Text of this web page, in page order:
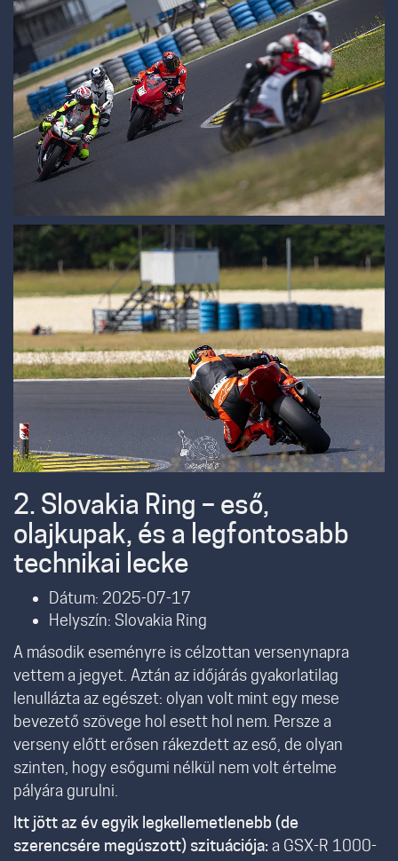
2. Slovakia Ring – eső,
olajkupak, és a legfontosabb
technikai lecke
Dátum: 2025-07-17
Helyszín: Slovakia Ring
A második eseményre is célzottan versenynapra
vettem a jegyet. Aztán az időjárás gyakorlatilag
lenullázta az egészet: olyan volt mint egy mese
bevezető szövege hol esett hol nem. Persze a
verseny előtt erősen rákezdett az eső, de olyan
szinten, hogy esőgumi nélkül nem volt értelme
pályára gurulni.
Itt jött az év egyik legkellemetlenebb (de
szerencsére megúszott) szituációja:a GSX-R 1000-